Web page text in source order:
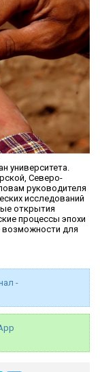
университета.
Северо-
руководителя
исследований
открытия
процессы эпохи
для
-